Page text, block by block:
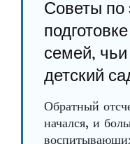
Советы по
семей,
детский
Обратный
начался, и